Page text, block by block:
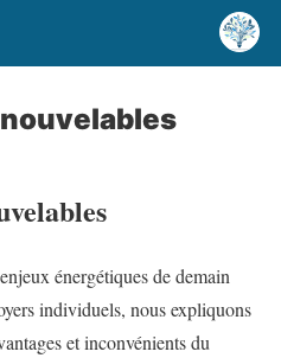
énergétiques de demain
individuels, nous expliquons
et inconvénients du